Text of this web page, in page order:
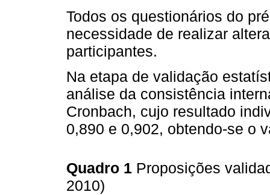
Todos os questionários do
necessidade de realizar
participantes.
Na etapa de validação
análise da consistência
Cronbach, cujo resultado
0,890 e 0,902, obtendo-se o
Quadro 1 Proposições
2010)